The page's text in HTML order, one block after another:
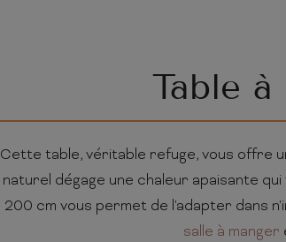
Table
Cette table, véritable refuge, vous offre
naturel dégage une chaleur apaisante
200 cm vous permet de l'adapter dans
salle à manger